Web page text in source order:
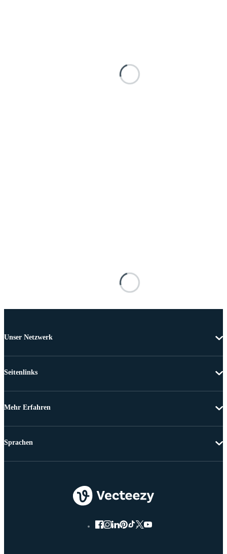
Unser Netzwerk
Seitenlinks
Mehr Erfahren
Sprachen